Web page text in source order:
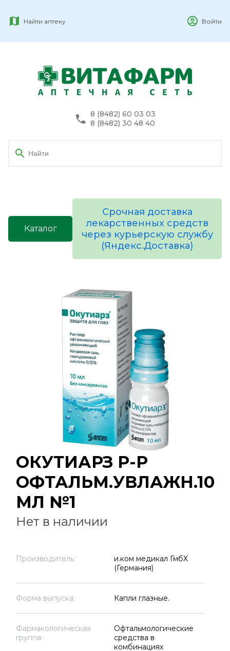
Найти аптеку Войти
8 (8482) 60 03 03
8 (8482) 30 48 40
Каталог
Срочная доставка
лекарственных средств
через курьерскую службу
(Яндекс.Доставка)
ОКУТИАРЗ Р-Р
ОФТАЛЬМ.УВЛАЖН.10
МЛ №1
Нет в наличии
Производитель:
и.ком медикал ГмбХ
(Германия)
Форма выпуска: Капли глазные.
Фармакологическая
группа:
Офтальмологические
средства в
комбинациях